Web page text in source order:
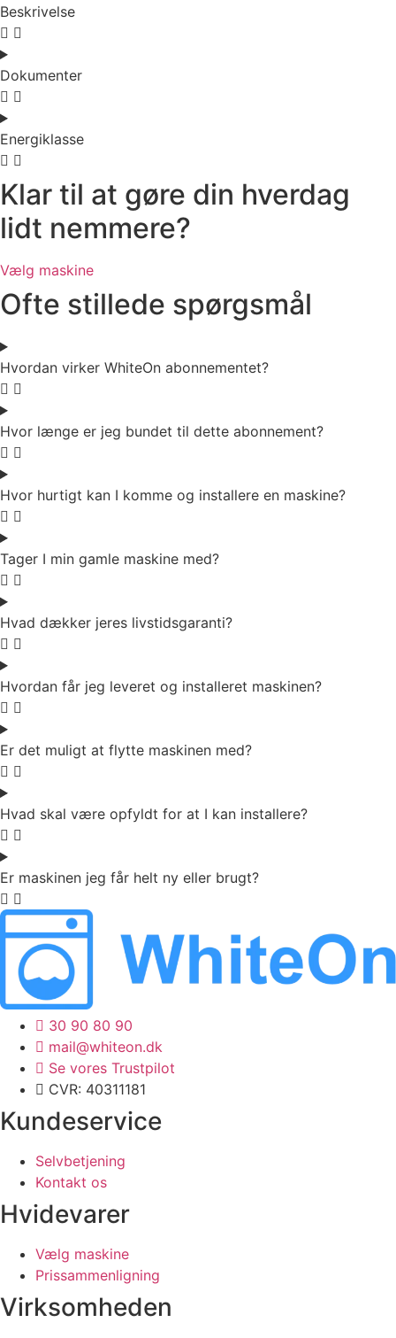
Beskrivelse
Dokumenter
Energiklasse
Klar til at gøre din hverdag
lidt nemmere?
Vælg maskine
Ofte stillede spørgsmål
Hvordan virker WhiteOn abonnementet?
Hvor længe er jeg bundet til dette abonnement?
Hvor hurtigt kan I komme og installere en maskine?
Tager I min gamle maskine med?
Hvad dækker jeres livstidsgaranti?
Hvordan får jeg leveret og installeret maskinen?
Er det muligt at flytte maskinen med?
Hvad skal være opfyldt for at I kan installere?
Er maskinen jeg får helt ny eller brugt?
30 90 80 90
mail@whiteon.dk
Se vores Trustpilot
CVR: 40311181
Kundeservice
Selvbetjening
Kontakt os
Hvidevarer
Vælg maskine
Prissammenligning
Virksomheden